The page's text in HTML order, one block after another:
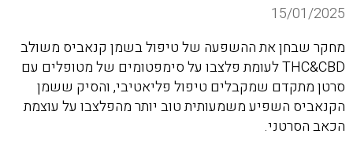
15/01/2025
מחקר שבחן את ההשפעה של טיפול בשמן קנאביס משולב
THC&CBD לעומת פלצבו על סימפטומים של מטופלים עם
סרטן מתקדם שמקבלים טיפול פליאטיבי, והסיק ששמן
הקנאביס השפיע משמעותית טוב יותר מהפלצבו על עוצמת
הכאב הסרטני.